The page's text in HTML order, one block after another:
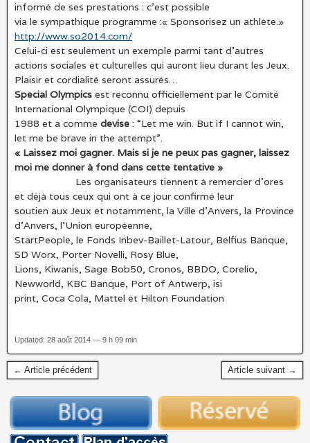
informé de ses prestations : c’est possible
via le sympathique programme :« Sponsorisez un athlète.»
http://www.so2014.com/
Celui-ci est seulement un exemple parmi tant d’autres
actions sociales et culturelles qui auront lieu durant les Jeux.
Plaisir et cordialité seront assurés…
Special Olympics est reconnu officiellement par le Comité
International Olympique (COI) depuis
1988 et a comme devise : “Let me win. But if I cannot win,
let me be brave in the attempt”.
« Laissez moi gagner. Mais si je ne peux pas gagner, laissez
moi me donner à fond dans cette tentative »
Les organisateurs tiennent à remercier d’ores
et déjà tous ceux qui ont à ce jour confirmé leur
soutien aux Jeux et notamment, la Ville d’Anvers, la Province
d’Anvers, l’Union européenne,
StartPeople, le Fonds Inbev-Baillet-Latour, Belfius Banque,
SD Worx, Porter Novelli, Rosy Blue,
Lions, Kiwanis, Sage Bob50, Cronos, BBDO, Corelio,
Newworld, KBC Banque, Port of Antwerp, isi
print, Coca Cola, Mattel et Hilton Foundation
Updated: 28 août 2014 — 9 h 09 min
← Article précédent Article suivant →